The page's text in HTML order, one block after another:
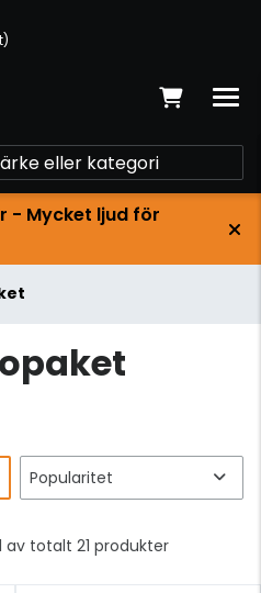
- Mycket ljud för
av totalt 21 produkter